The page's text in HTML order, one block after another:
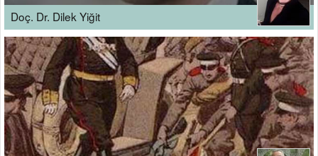
Doç. Dr. Dilek Yiğit